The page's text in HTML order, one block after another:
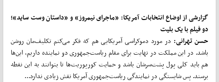
گزارشی از اوضاع انتخابات آمریکا: «ماجرای نیمروز» و «داستان وست ساید»؛
دو فیلم با یک بلیت
حسن تهرانی:در مورد دموکراسی آمریکایی هم که فکر می‌کنم تکلیف‌مان روشن
باشد. در این مملکت در نهایت برای مقام ریاست‌جمهوری دو نماینده داریم، این‌ها
هم باید کلی پول پشت‌سرشان باشد و حمایت کورپوریت‌ها تا بتوانند به این نقطه
برسند. پس شایستگی در نمایندگی ریاست‌جمهوری آمریکا نقش زیادی ندارد...